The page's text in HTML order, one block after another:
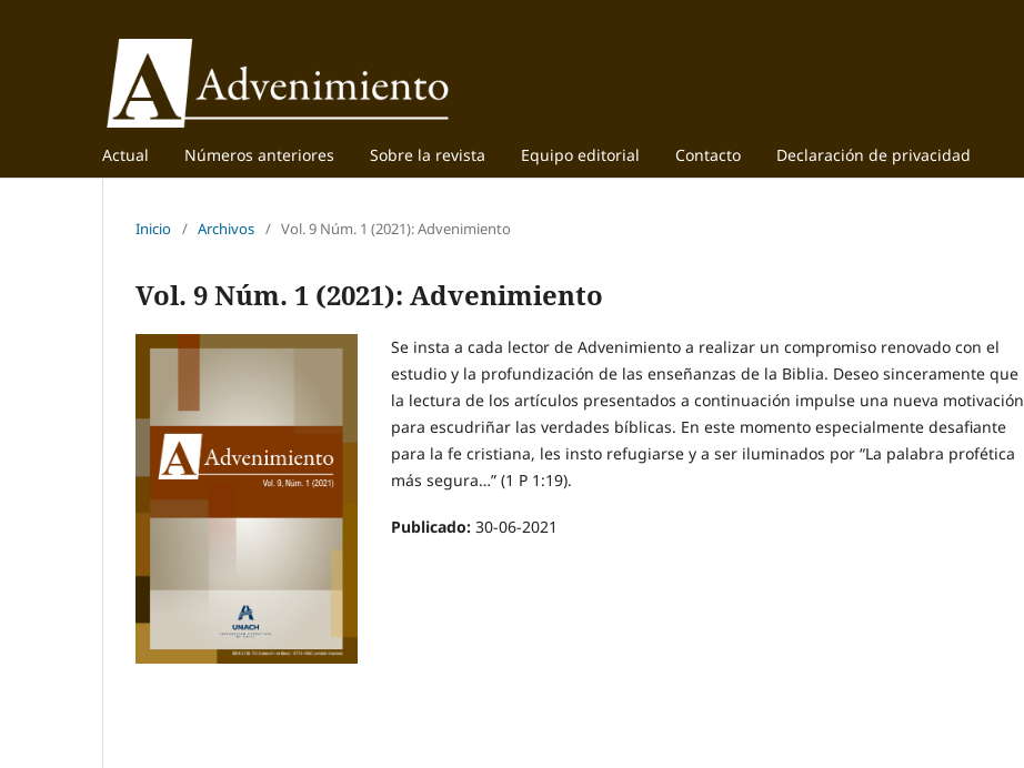
Actual Números anteriores Sobre la revista Equipo editorial Contacto Declaración de privacidad
Inicio / Archivos / Vol. 9 Núm. 1 (2021): Advenimiento
Vol. 9 Núm. 1 (2021): Advenimiento
Se insta a cada lector de Advenimiento a realizar un compromiso renovado con el
estudio y la profundización de las enseñanzas de la Biblia. Deseo sinceramente que
la lectura de los artículos presentados a continuación impulse una nueva motivación
para escudriñar las verdades bíblicas. En este momento especialmente desafiante
para la fe cristiana, les insto refugiarse y a ser iluminados por “La palabra profética
más segura…” (1 P 1:19).
Publicado: 30-06-2021